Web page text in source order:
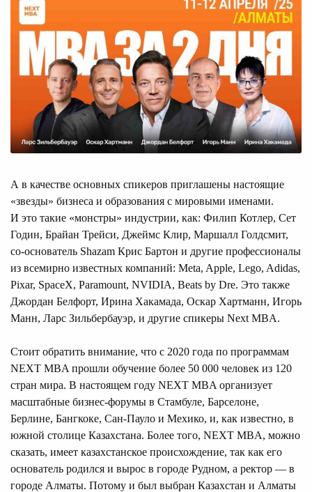
А в качестве основных спикеров приглашены настоящие
«звезды» бизнеса и образования с мировыми именами.
И это такие «монстры» индустрии, как: Филип Котлер, Сет
Годин, Брайан Трейси, Джеймс Клир, Маршалл Голдсмит,
со-основатель Shazam Крис Бартон и другие профессионалы
из всемирно известных компаний: Meta, Apple, Lego, Adidas,
Pixar, SpaceX, Paramount, NVIDIA, Beats by Dre. Это также
Джордан Белфорт, Ирина Хакамада, Оскар Хартманн, Игорь
Манн, Ларс Зильбербауэр, и другие спикеры Next MBA.
Стоит обратить внимание, что с 2020 года по программам
NEXT MBA прошли обучение более 50 000 человек из 120
стран мира. В настоящем году NEXT MBA организует
масштабные бизнес-форумы в Стамбуле, Барселоне,
Берлине, Бангкоке, Сан-Пауло и Мехико, и, как известно, в
южной столице Казахстана. Более того, NEXT MBA, можно
сказать, имеет казахстанское происхождение, так как его
основатель родился и вырос в городе Рудном, а ректор — в
городе Алматы. Потому и был выбран Казахстан и Алматы